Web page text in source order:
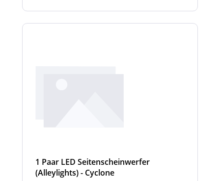
1 Paar LED Seitenscheinwerfer
(Alleylights) - Cyclone